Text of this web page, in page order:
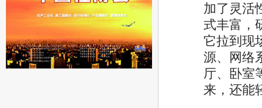
加了灵活
式丰富，
它拉到现
源、网络
厅、卧室
来，还能